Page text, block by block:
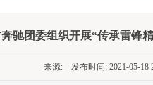
驰团委组织开展“传承雷锋
来源: 发布时间: 2021-05-